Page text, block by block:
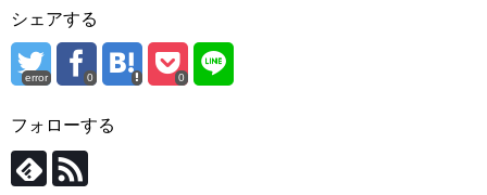
シェアする
error 0 0
フォローする